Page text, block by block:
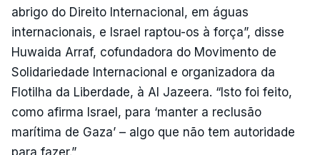
abrigo do Direito Internacional, em águas
internacionais, e Israel raptou-os à força”, disse
Huwaida Arraf, cofundadora do Movimento de
Solidariedade Internacional e organizadora da
Flotilha da Liberdade, à Al Jazeera. “Isto foi feito,
como afirma Israel, para ‘manter a reclusão
marítima de Gaza’ – algo que não tem autoridade
para fazer.”